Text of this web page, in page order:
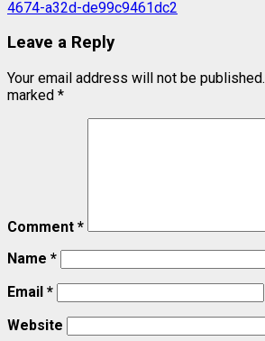
Leave a Reply
Your email address will not be published.
marked *
Comment *
Name *
Email *
Website